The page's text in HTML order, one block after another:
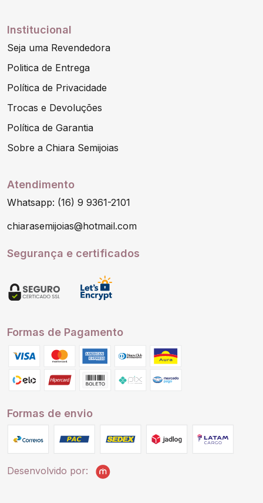
Institucional
Seja uma Revendedora
Politica de Entrega
Política de Privacidade
Trocas e Devoluções
Política de Garantia
Sobre a Chiara Semijoias
Atendimento
Whatsapp: (16) 9 9361-2101
chiarasemijoias@hotmail.com
Segurança e certificados
Formas de Pagamento
Formas de envio
Desenvolvido por: